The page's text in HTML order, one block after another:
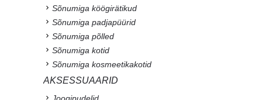
Sõnumiga köögirätikud
Sõnumiga padjapüürid
Sõnumiga põlled
Sõnumiga kotid
Sõnumiga kosmeetikakotid
AKSESSUAARID